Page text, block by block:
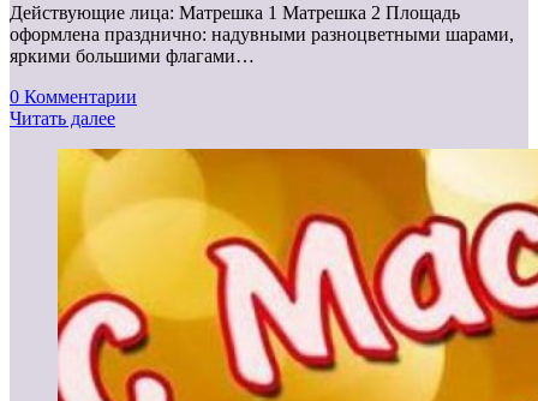
Действующие лица: Матрешка 1 Матрешка 2 Площадь
оформлена празднично: надувными разноцветными шарами,
яркими большими флагами…
0 Комментарии
Читать далее